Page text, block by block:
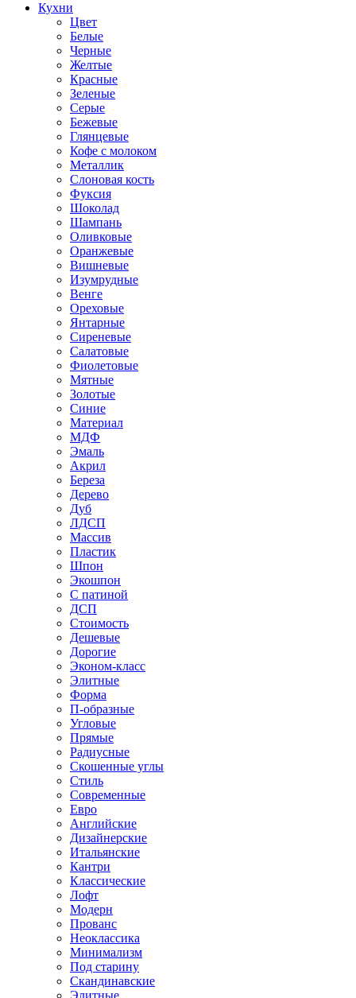
Кухни
Цвет
Белые
Черные
Желтые
Красные
Зеленые
Серые
Бежевые
Глянцевые
Кофе с молоком
Металлик
Слоновая кость
Фуксия
Шоколад
Шампань
Оливковые
Оранжевые
Вишневые
Изумрудные
Венге
Ореховые
Янтарные
Сиреневые
Салатовые
Фиолетовые
Мятные
Золотые
Синие
Материал
МДФ
Эмаль
Акрил
Береза
Дерево
Дуб
ЛДСП
Массив
Пластик
Шпон
Экошпон
С патиной
ДСП
Стоимость
Дешевые
Дорогие
Эконом-класс
Элитные
Форма
П-образные
Угловые
Прямые
Радиусные
Скошенные углы
Стиль
Современные
Евро
Английские
Дизайнерские
Итальянские
Кантри
Классические
Лофт
Модерн
Прованс
Неоклассика
Минимализм
Под старину
Скандинавские
Элитные